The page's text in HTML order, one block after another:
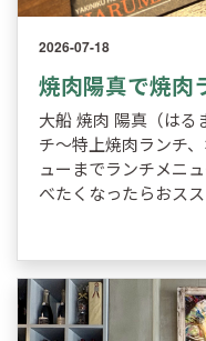
2026-07-18
焼肉陽真で焼肉
大船 焼肉 陽真（はる
チ～特上焼肉ランチ
ューまでランチメニ
べたくなったらおスス